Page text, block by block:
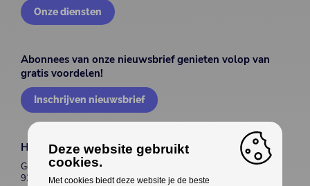
Onze diensten
Abonnees van onze nieuwsbrief genieten volop van
gratis voordelen!
Inschrijven nieuwsbrief
House of Entertainment
Gentsesteenweg 514
9300 Aalst
Deze website gebruikt
cookies.
Met cookies biedt deze website je de beste